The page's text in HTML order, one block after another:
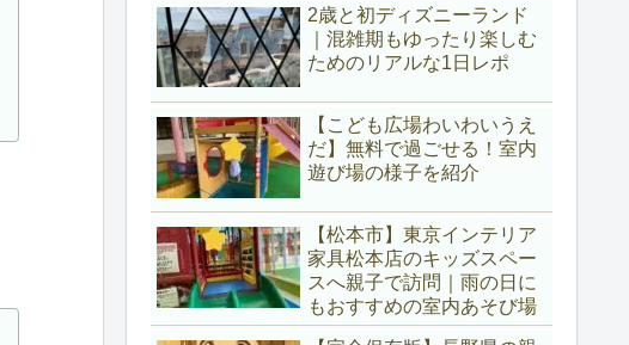
2歳と初ディズニーランド
｜混雑期もゆったり楽しむ
ためのリアルな1日レポ
【こども広場わいわいうえ
だ】無料で過ごせる！室内
遊び場の様子を紹介
【松本市】東京インテリア
家具松本店のキッズスペー
スへ親子で訪問｜雨の日に
もおすすめの室内あそび場